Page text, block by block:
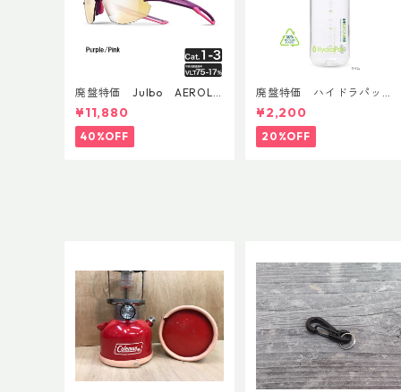
廃盤特価 Julbo AEROLIT
E AsianFit
¥11,880
40%OFF
廃盤特価 ハイドラパッ
ク リーコン ツイスト＆シ
ップ 500ml
¥2,200
20%OFF